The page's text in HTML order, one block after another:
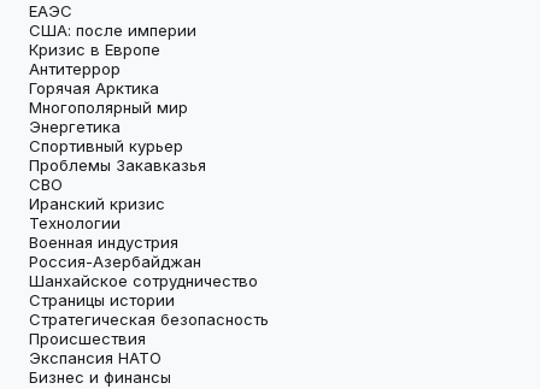
ЕАЭС
США: после империи
Кризис в Европе
Антитеррор
Горячая Арктика
Многополярный мир
Энергетика
Спортивный курьер
Проблемы Закавказья
СВО
Иранский кризис
Технологии
Военная индустрия
Россия-Азербайджан
Шанхайское сотрудничество
Страницы истории
Стратегическая безопасность
Происшествия
Экспансия НАТО
Бизнес и финансы